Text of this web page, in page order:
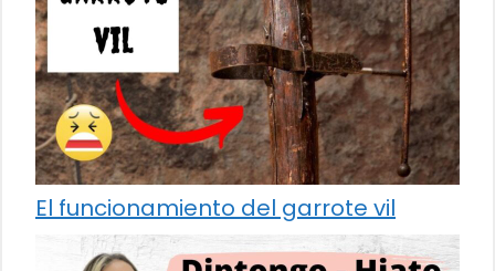
El funcionamiento del garrote vil